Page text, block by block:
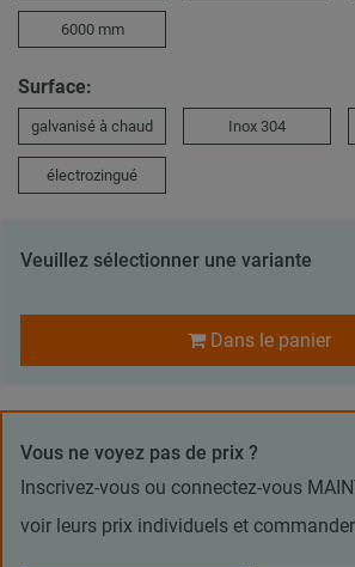
6000 mm
Surface:
galvanisé à chaud Inox 304
électrozingué
Veuillez sélectionner une variante
Dans le panier
Vous ne voyez pas de prix ?
Inscrivez-vous ou connectez-vous
voir leurs prix individuels et